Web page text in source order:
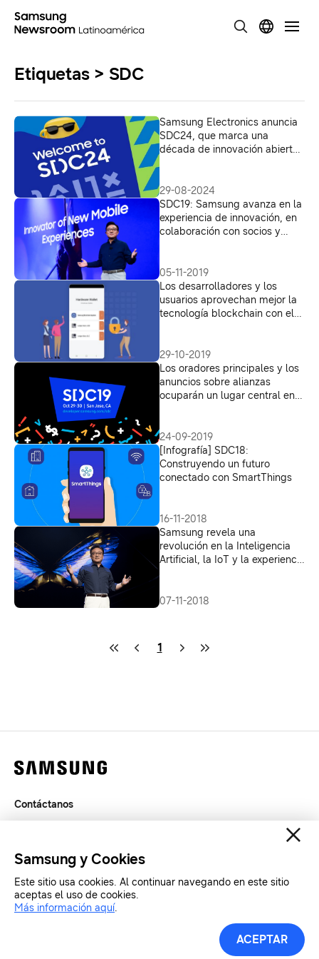
Etiquetas > SDC
Samsung Electronics anuncia
SDC24, que marca una
década de innovación abierta
29-08-2024
SDC19: Samsung avanza en la
experiencia de innovación, en
colaboración con socios y
05-11-2019
Los desarrolladores y los
usuarios aprovechan mejor la
tecnología blockchain con el
29-10-2019
Los oradores principales y los
anuncios sobre alianzas
ocuparán un lugar central en
24-09-2019
[Infografía] SDC18:
Construyendo un futuro
conectado con SmartThings
16-11-2018
Samsung revela una
revolución en la Inteligencia
Artificial, la IoT y la experiencia
07-11-2018
1
Herramientas de Prensa
Contáctanos
SAMSUNG.COM
Copyright© SAMSUNG All Rights Reserved.
Samsung y Cookies
Este sitio usa cookies. Al continuar navegando en este sitio
aceptas el uso de cookies.
Más información aquí.
ACEPTAR